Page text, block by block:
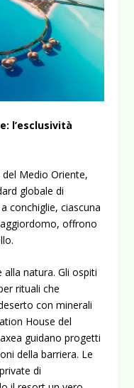
l’esclusività
del Medio Oriente,
globale di
conchiglie, ciascuna
offrono
natura. Gli ospiti
rituali che
con minerali
House del
guidano progetti
della barriera. Le
di